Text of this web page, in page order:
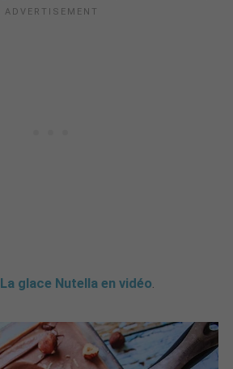
La glace Nutella en vidéo